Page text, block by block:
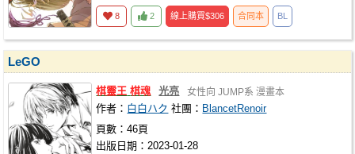
8 2 線上購買$306 合同本 BL
LeGO
棋靈王 棋魂 光亮 女性向 JUMP系 漫畫本
作者： 白白ハク 社團： BlancetRenoir
頁數：46頁
出版日期：2023-01-28